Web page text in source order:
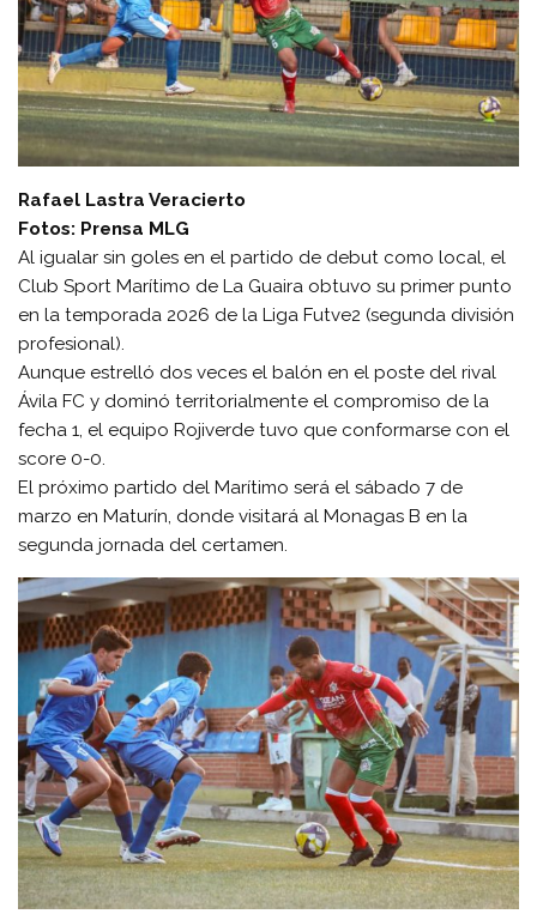
Rafael Lastra Veracierto
Fotos: Prensa MLG
Al igualar sin goles en el partido de debut como local, el
Club Sport Marítimo de La Guaira obtuvo su primer punto
en la temporada 2026 de la Liga Futve2 (segunda división
profesional).
Aunque estrelló dos veces el balón en el poste del rival
Ávila FC y dominó territorialmente el compromiso de la
fecha 1, el equipo Rojiverde tuvo que conformarse con el
score 0-0.
El próximo partido del Marítimo será el sábado 7 de
marzo en Maturín, donde visitará al Monagas B en la
segunda jornada del certamen.